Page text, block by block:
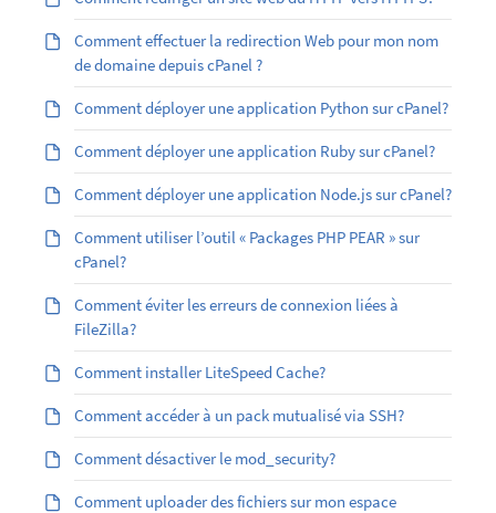
Comment effectuer la redirection Web pour mon nom
de domaine depuis cPanel ?
Comment déployer une application Python sur cPanel?
Comment déployer une application Ruby sur cPanel?
Comment déployer une application Node.js sur cPanel?
Comment utiliser l’outil « Packages PHP PEAR » sur
cPanel?
Comment éviter les erreurs de connexion liées à
FileZilla?
Comment installer LiteSpeed Cache?
Comment accéder à un pack mutualisé via SSH?
Comment désactiver le mod_security?
Comment uploader des fichiers sur mon espace